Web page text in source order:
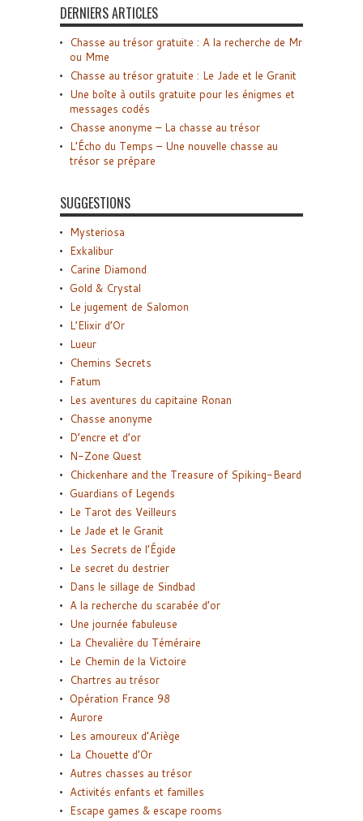
DERNIERS ARTICLES
Chasse au trésor gratuite : A la recherche de Mr
ou Mme
Chasse au trésor gratuite : Le Jade et le Granit
Une boîte à outils gratuite pour les énigmes et
messages codés
Chasse anonyme – La chasse au trésor
L’Écho du Temps – Une nouvelle chasse au
trésor se prépare
SUGGESTIONS
Mysteriosa
Exkalibur
Carine Diamond
Gold & Crystal
Le jugement de Salomon
L’Elixir d’Or
Lueur
Chemins Secrets
Fatum
Les aventures du capitaine Ronan
Chasse anonyme
D’encre et d’or
N-Zone Quest
Chickenhare and the Treasure of Spiking-Beard
Guardians of Legends
Le Tarot des Veilleurs
Le Jade et le Granit
Les Secrets de l’Égide
Le secret du destrier
Dans le sillage de Sindbad
A la recherche du scarabée d’or
Une journée fabuleuse
La Chevalière du Téméraire
Le Chemin de la Victoire
Chartres au trésor
Opération France 98
Aurore
Les amoureux d’Ariège
La Chouette d’Or
Autres chasses au trésor
Activités enfants et familles
Escape games & escape rooms